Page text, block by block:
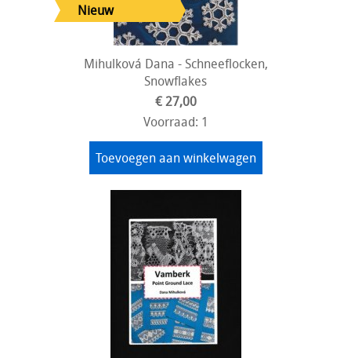
Mihulková Dana - Schneeflocken,
Snowflakes
€ 27,00
Voorraad: 1
Toevoegen aan winkelwagen